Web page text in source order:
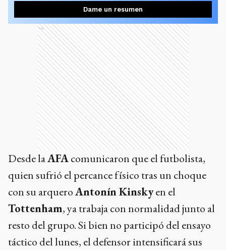
Dame un resumen
Ads
Desde laAFAcomunicaron que el futbolista,
quien sufrió el percance físico tras un choque
con su arqueroAntonín Kinskyen el
Tottenham, ya trabaja con normalidad junto al
resto del grupo. Si bien no participó del ensayo
táctico del lunes, el defensor intensificará sus